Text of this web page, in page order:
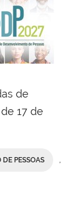
de
17 de
PESSOAS